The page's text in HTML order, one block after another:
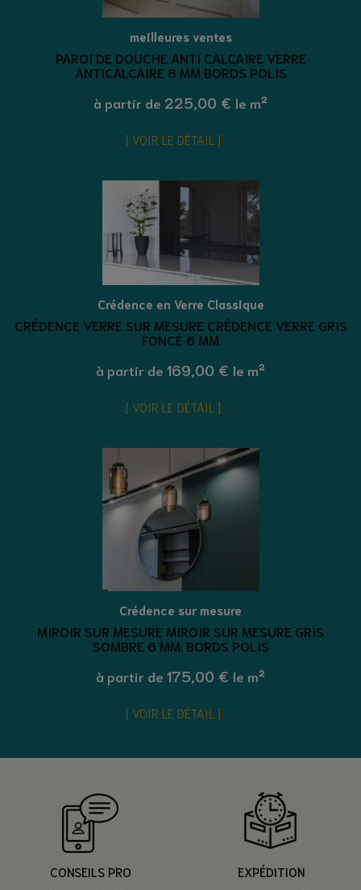
meilleures ventes
PAROI DE DOUCHE ANTI CALCAIRE VERRE
ANTICALCAIRE 8 MM BORDS POLIS
à partir de 225,00 € le m²
VOIR LE DÉTAIL
Crédence en Verre Classique
CRÉDENCE VERRE SUR MESURE CRÉDENCE VERRE GRIS
FONCÉ 6 MM
à partir de 169,00 € le m²
VOIR LE DÉTAIL
Crédence sur mesure
MIROIR SUR MESURE MIROIR SUR MESURE GRIS
SOMBRE 6 MM: BORDS POLIS
à partir de 175,00 € le m²
VOIR LE DÉTAIL
CONSEILS PRO EXPÉDITION